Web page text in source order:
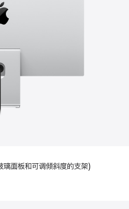
面板和可调倾斜度的支架)